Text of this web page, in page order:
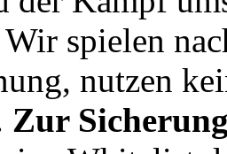
spielen
nutzen
Zur